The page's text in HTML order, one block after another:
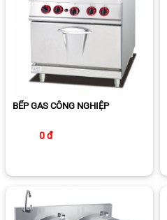
BẾP GAS CÔNG NGHIỆP
0 đ